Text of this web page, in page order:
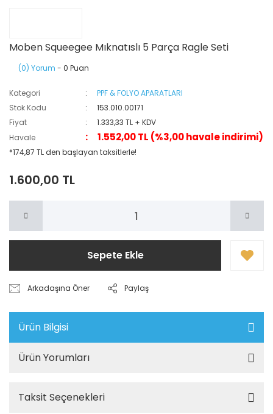
Moben Squeegee Mıknatıslı 5 Parça Ragle Seti
(0) Yorum - 0 Puan
Kategori
PPF & FOLYO APARATLARI
Stok Kodu
153.010.00171
Fiyat
1.333,33 TL + KDV
Havale
1.552,00 TL (%3,00 havale indirimi)
*174,87 TL den başlayan taksitlerle!
1.600,00 TL
Sepete Ekle
Arkadaşına Öner Paylaş
Ürün Bilgisi
Ürün Yorumları
Taksit Seçenekleri